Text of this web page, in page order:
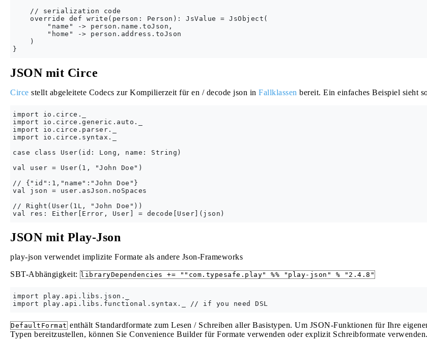
    // serialization code
    override def write(person: Person): JsValue = JsObject(
        "name" -> person.name.toJson,
        "home" -> person.address.toJson
    )
JSON mit Circe
Circe stellt abgeleitete Codecs zur Kompilierzeit für en / decode json in Fallklassen bereit. Ein einfaches Beispiel sieht
import io.circe._
import io.circe.generic.auto._
import io.circe.parser._
import io.circe.syntax._
case class User(id: Long, name: String)
val user = User(1, "John Doe")
// {"id":1,"name":"John Doe"}
val json = user.asJson.noSpaces
// Right(User(1L, "John Doe"))
JSON mit Play-Json
play-json verwendet implizite Formate als andere Json-Frameworks
SBT-Abhängigkeit: libraryDependencies += ""com.typesafe.play" %% "play-json" % "2.4.8"
import play.api.libs.json._
DefaultFormat enthält Standardformate zum Lesen / Schreiben aller Basistypen. Um JSON-Funktionen für Ihre
Typen bereitzustellen, können Sie Convenience Builder für Formate verwenden oder explizit Schreibformate verwenden.